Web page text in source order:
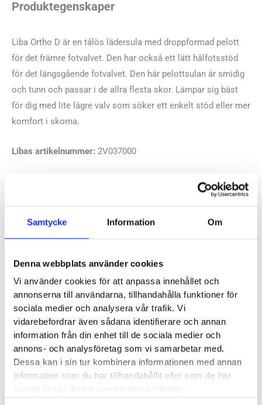
Samtycke Information Om
Denna webbplats använder cookies
Vi använder cookies för att anpassa innehållet och
annonserna till användarna, tillhandahålla funktioner för
sociala medier och analysera vår trafik. Vi
vidarebefordrar även sådana identifierare och annan
information från din enhet till de sociala medier och
annons- och analysföretag som vi samarbetar med.
Dessa kan i sin tur kombinera informationen med annan
information som du har tillhandahållit eller som de har
samlat in när du har använt deras tjänster.
Produktegenskaper
Liba Ortho D är en tålös lädersula med droppformad pelott
för det främre fotvalvet. Den har också ett lätt hålfotsstöd
för det längsgående fotvalvet. Den här pelottsulan är smidig
och tunn och passar i de allra flesta skor. Lämpar sig bäst
för dig med lite lägre valv som söker ett enkelt stöd eller mer
komfort i skorna.
Libas artikelnummer: 2V037000
Andra köpte också...
Mediroyal Sarek 3/4
inlägg
400 kr
Mediroyal Pelottsula